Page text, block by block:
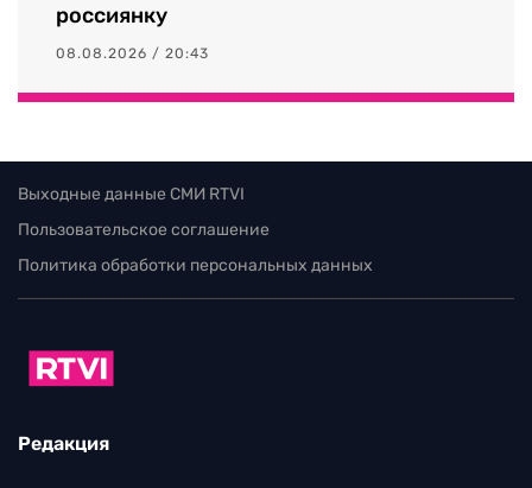
россиянку
08.08.2026 / 20:43
Выходные данные СМИ RTVI
Пользовательское соглашение
Политика обработки персональных данных
Редакция